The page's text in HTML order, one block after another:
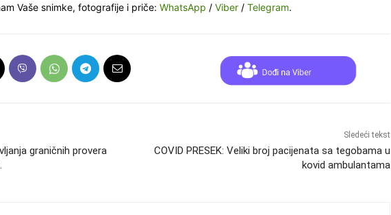
Vaše snimke, fotografije i priče: WhatsApp / Viber/ Telegram.
graničnih provera
Sledeći tekst
COVID PRESEK: Veliki broj pacijenata sa tegobama u
kovid ambulantama